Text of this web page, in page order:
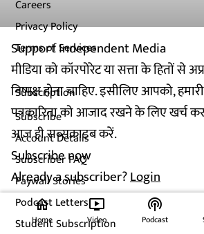
Support Independent Media
मीडिया को कॉरपोरेट या सत्ता के हितों से
निष्पक्ष होना चाहिए. इसीलिए आपको,
पत्रकारिता को आजाद रखने के लिए खर्च
आज ही सब्सक्राइब करें.
Subscribe now
Already a subscriber?Login
Careers
Privacy Policy
Terms of Services
Subscription
Subscribe
Account Details
Subscriber FAQ
Paywall Stories
Podcast Letters
Student Subscription
home
Home
ondemand_video
Video
podcasts
Podcast